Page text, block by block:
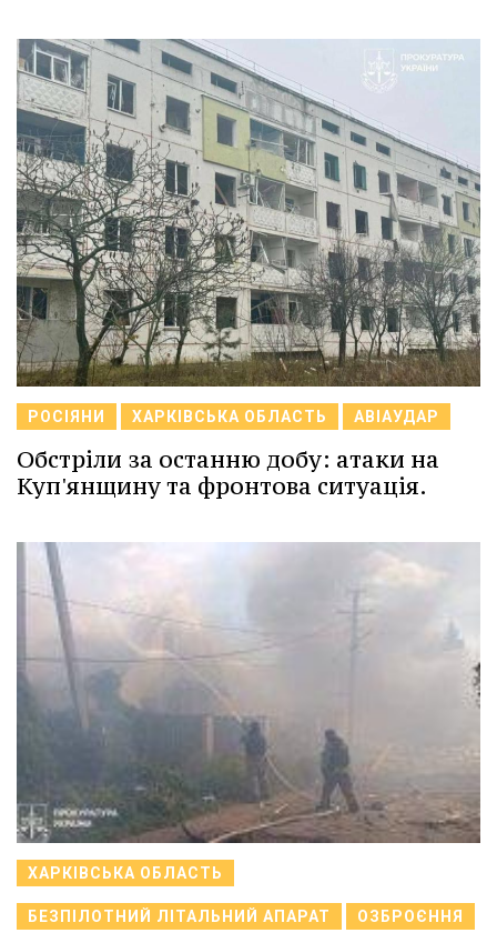
РОСІЯНИ ХАРКІВСЬКА ОБЛАСТЬ АВІАУДАР
Обстріли за останню добу: атаки на
Куп'янщину та фронтова ситуація.
ХАРКІВСЬКА ОБЛАСТЬ
БЕЗПІЛОТНИЙ ЛІТАЛЬНИЙ АПАРАТ ОЗБРОЄННЯ